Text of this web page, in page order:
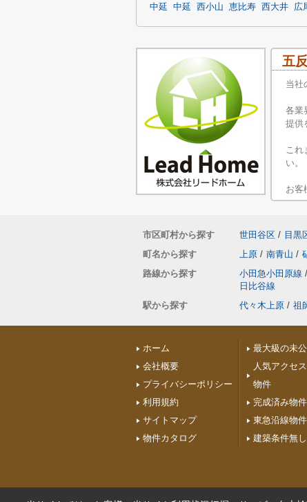
中延
中延 西小山 恵比寿 西大井 広
五
当社
各業
提供
これ
い。
お客
市区町村から探す 世田谷区 / 目黒
町名から探す
上原 / 南青山 /
路線から探す
小田急小田原線 /
日比谷線
駅から探す
代々木上原 / 祖
ホーム
会社概要
プライバシーポリシー
利用規約
サイトマップ
物件カタログ
最大級の未
人気アクセ
物件
完成済み物件
東急沿線物件
建築条件無